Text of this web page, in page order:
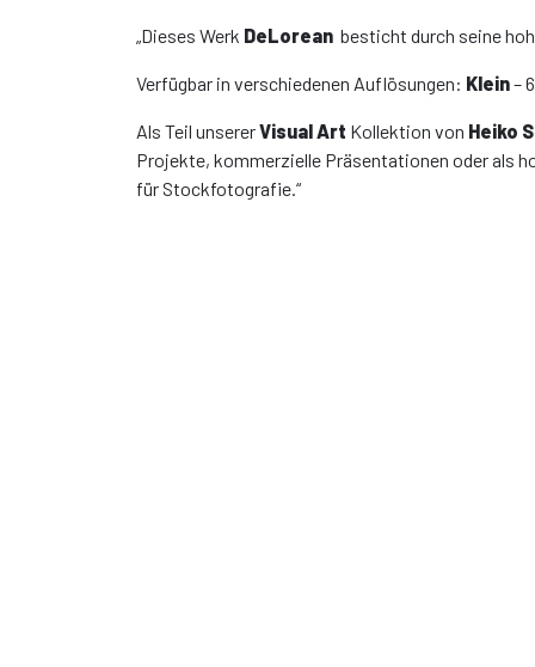
„Dieses Werk DeLorean besticht durch seine
Verfügbar in verschiedenen Auflösungen: Klein–
Als Teil unsererVisual Art Kollektion von Heiko
Projekte, kommerzielle Präsentationen oder als
für Stockfotografie.“